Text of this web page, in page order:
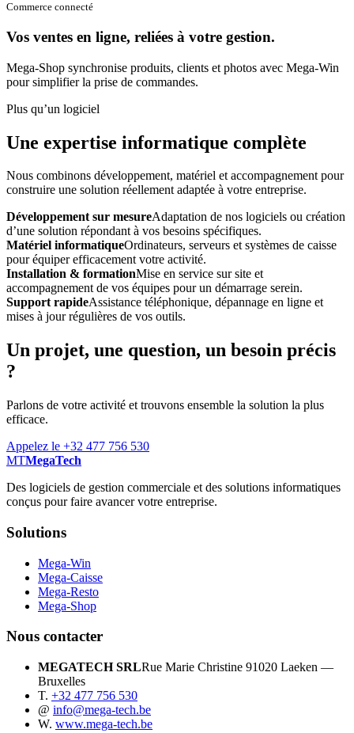
Commerce connecté
Vos ventes en ligne, reliées à votre gestion.
Mega-Shop synchronise produits, clients et photos avec Mega-Win
pour simplifier la prise de commandes.
Plus qu’un logiciel
Une expertise informatique complète
Nous combinons développement, matériel et accompagnement pour
construire une solution réellement adaptée à votre entreprise.
Développement sur mesureAdaptation de nos logiciels ou création
d’une solution répondant à vos besoins spécifiques.
Matériel informatiqueOrdinateurs, serveurs et systèmes de caisse
pour équiper efficacement votre activité.
Installation & formationMise en service sur site et
accompagnement de vos équipes pour un démarrage serein.
Support rapideAssistance téléphonique, dépannage en ligne et
mises à jour régulières de vos outils.
Un projet, une question, un besoin précis
?
Parlons de votre activité et trouvons ensemble la solution la plus
efficace.
Appelez le +32 477 756 530
MTMegaTech
Des logiciels de gestion commerciale et des solutions informatiques
conçus pour faire avancer votre entreprise.
Solutions
Mega-Win
Mega-Caisse
Mega-Resto
Mega-Shop
Nous contacter
MEGATECH SRLRue Marie Christine 91020 Laeken —
Bruxelles
T. +32 477 756 530
@ info@mega-tech.be
W. www.mega-tech.be